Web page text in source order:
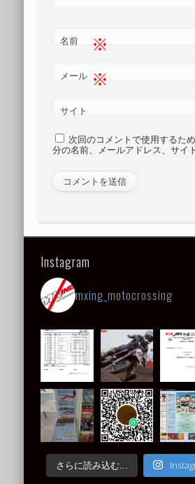
名前 ※
メール ※
サイト
次回のコメントで使用するた
分の名前、メールアドレス、サイ
Instagram
mxing_motocrossing
さらに読み込む...